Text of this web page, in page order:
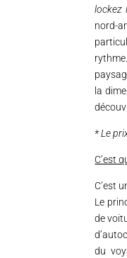
lockez
nord-
la
* Le
C’est
C’est
Le
de
du